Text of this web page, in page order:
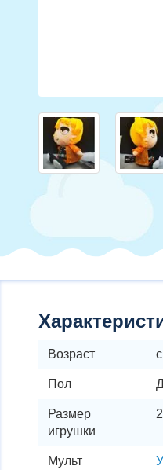
Возраст
Пол
Размер
игрушки
Мульт